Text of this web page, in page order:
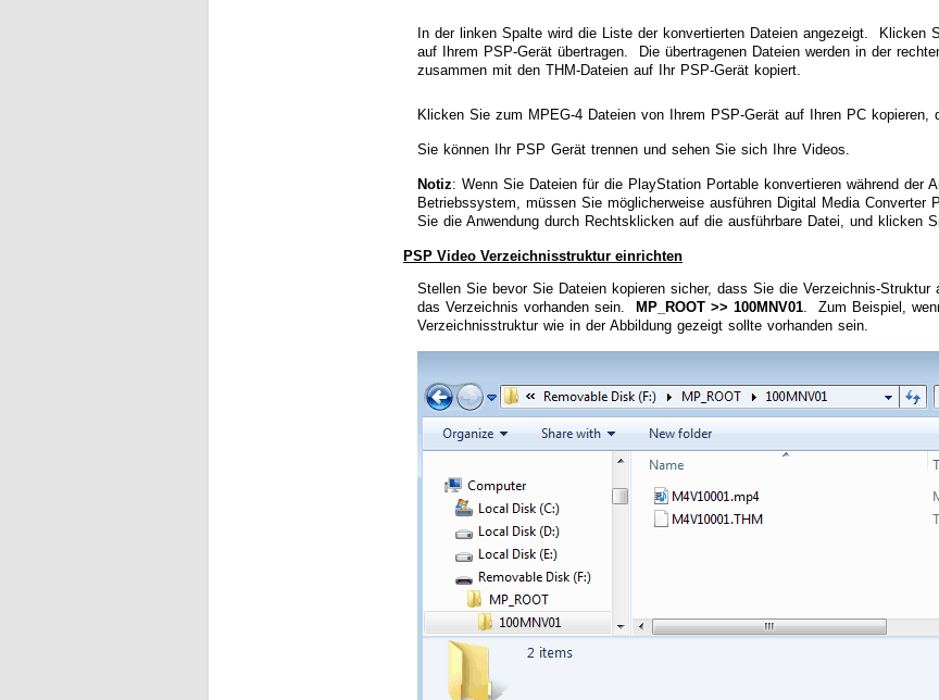
In der linken Spalte wird die Liste der konvertierten Dateien angezeigt. Klicken
auf Ihrem PSP-Gerät übertragen. Die übertragenen Dateien werden in der
zusammen mit den THM-Dateien auf Ihr PSP-Gerät kopiert.
Klicken Sie zum MPEG-4 Dateien von Ihrem PSP-Gerät auf Ihren PC kopieren,
Sie können Ihr PSP Gerät trennen und sehen Sie sich Ihre Videos.
Notiz: Wenn Sie Dateien für die PlayStation Portable konvertieren während der
Betriebssystem, müssen Sie möglicherweise ausführen Digital Media Converter
Sie die Anwendung durch Rechtsklicken auf die ausführbare Datei, und klicken
PSP Video Verzeichnisstruktur einrichten
Stellen Sie bevor Sie Dateien kopieren sicher, dass Sie die Verzeichnis-
das Verzeichnis vorhanden sein.
MP_ROOT >> 100MNV01. Zum Beispiel,
Verzeichnisstruktur wie in der Abbildung gezeigt sollte vorhanden sein.